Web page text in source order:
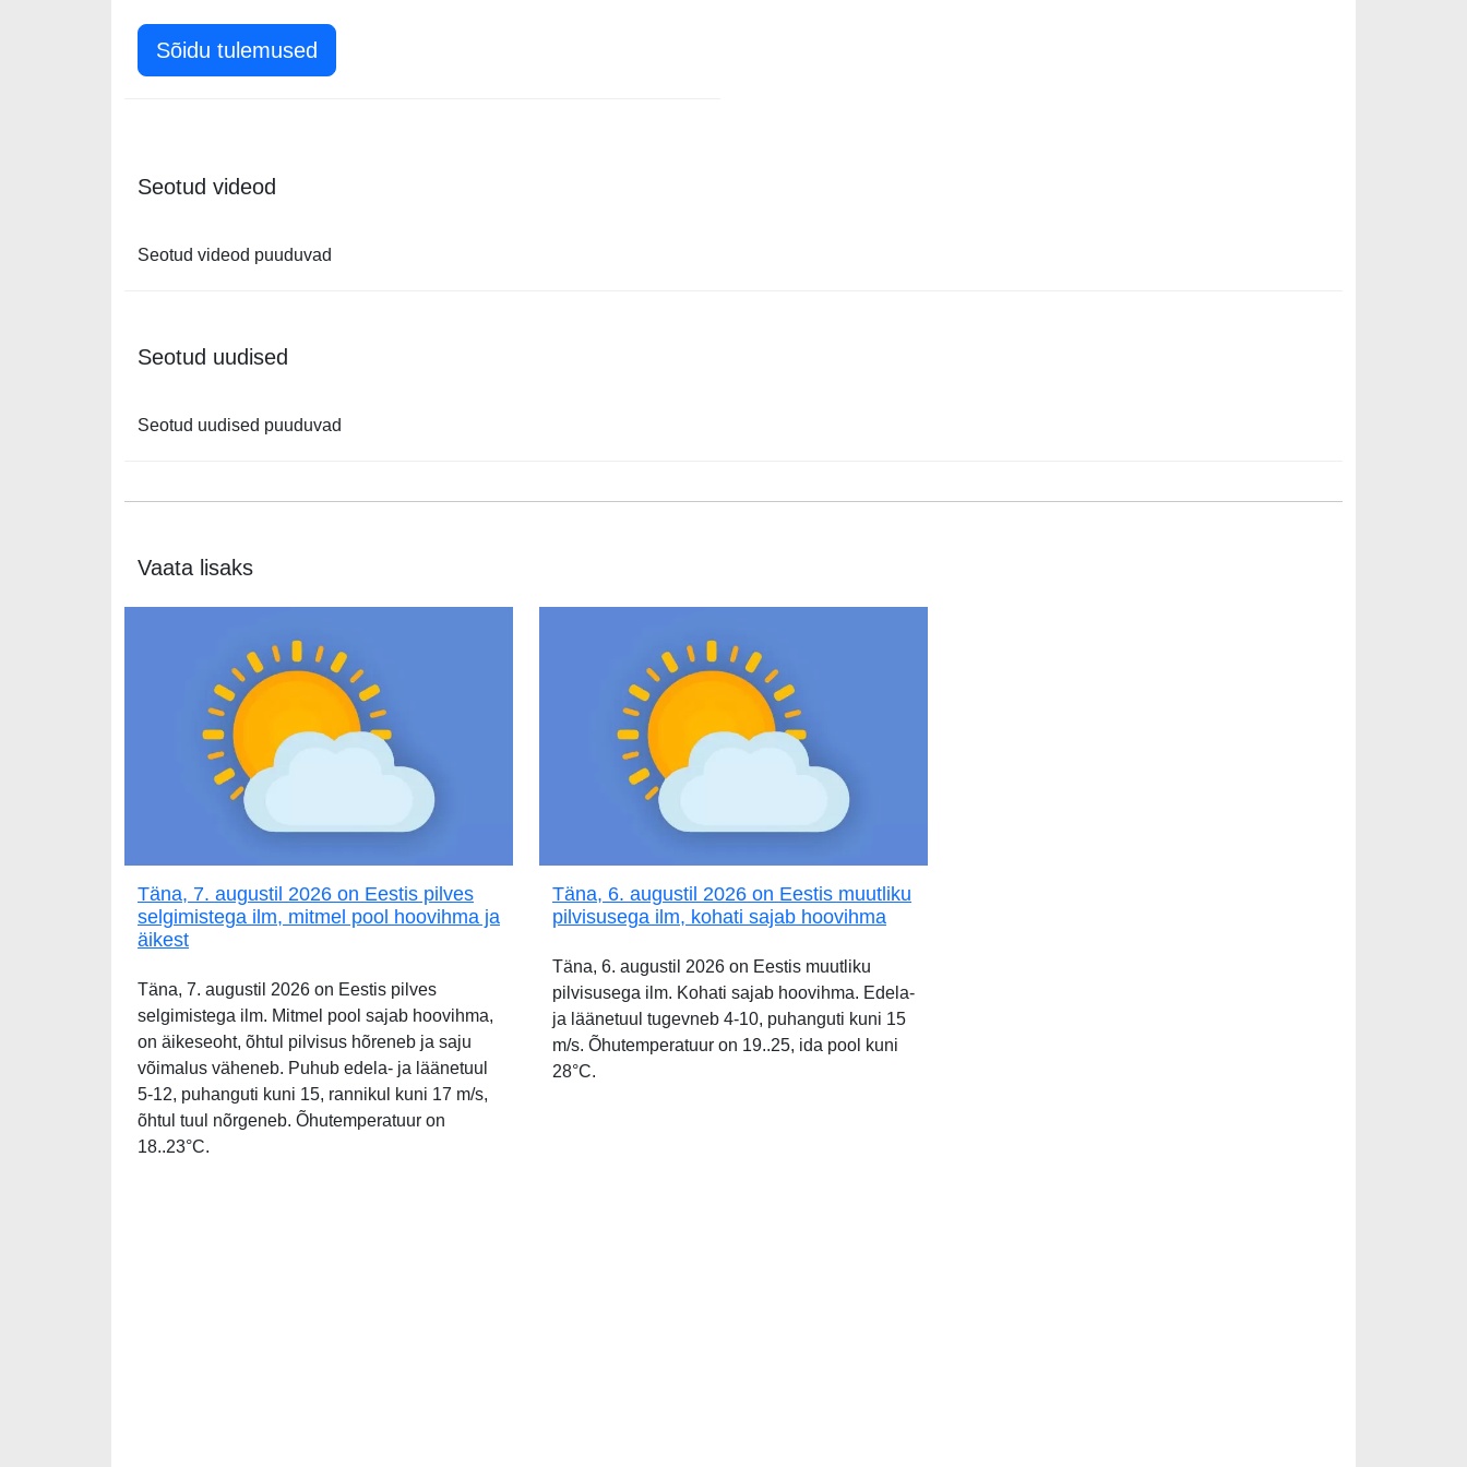
Sõidu tulemused
Seotud videod
Seotud videod puuduvad
Seotud uudised
Seotud uudised puuduvad
Vaata lisaks
Täna, 7. augustil 2026 on Eestis pilves
selgimistega ilm, mitmel pool hoovihma ja
äikest
Täna, 7. augustil 2026 on Eestis pilves
selgimistega ilm. Mitmel pool sajab hoovihma,
on äikeseoht, õhtul pilvisus hõreneb ja saju
võimalus väheneb. Puhub edela- ja läänetuul
5-12, puhanguti kuni 15, rannikul kuni 17 m/s,
õhtul tuul nõrgeneb. Õhutemperatuur on
18..23°C.
Täna, 6. augustil 2026 on Eestis muutliku
pilvisusega ilm, kohati sajab hoovihma
Täna, 6. augustil 2026 on Eestis muutliku
pilvisusega ilm. Kohati sajab hoovihma. Edela-
ja läänetuul tugevneb 4-10, puhanguti kuni 15
m/s. Õhutemperatuur on 19..25, ida pool kuni
28°C.